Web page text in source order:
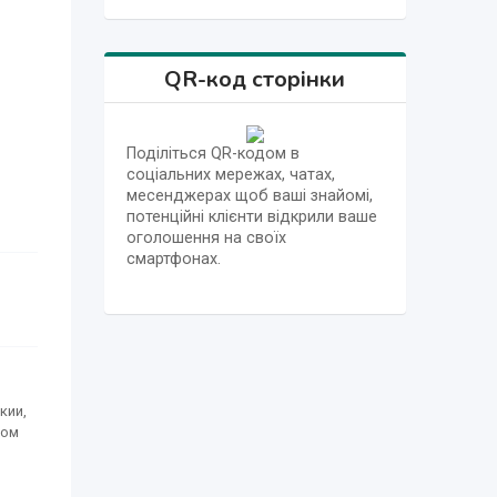
QR-код сторінки
Поділіться QR-кодом в
соціальних мережах, чатах,
месенджерах щоб ваші знайомі,
потенційні клієнти відкрили ваше
оголошення на своїх
смартфонах.